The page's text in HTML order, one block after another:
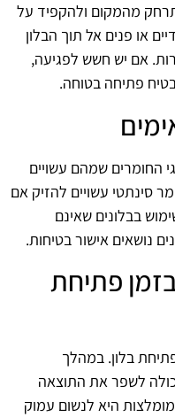
מהמקום ולהקפיד על
או פנים אל תוך הבלון
אם יש חשש לפגיעה,
פתיחה בטוחה.
החומרים שמהם עשויים
סינתטי עשויים להזיק אם
בבלונים שאינם
נושאים אישור בטיחות.
פתיחת
בלון. במהלך
לשפר את התוצאה
היא לנשום עמוק